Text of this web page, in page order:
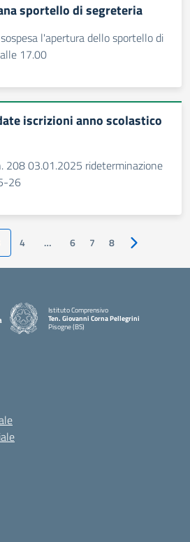
sportello di segreteria
l'apertura dello sportello di
17.00
iscrizioni anno scolastico
208 03.01.2025 rideterminazione
26
4 … 6 7 8 Pagina
Istituto Comprensivo
Ten. Giovanni Corna Pellegrini
Pisogne (BS)
— Visita la pagina iniziale della scuola